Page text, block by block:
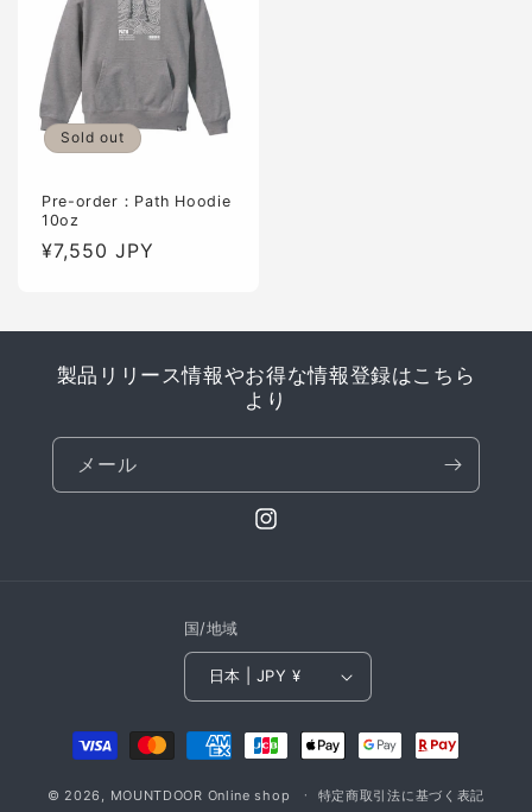
Sold out
Pre-order：Path Hoodie
10oz
通
格
¥7,550 JPY
製品リリース情報やお得な情報登録はこちら
より
メール
Instagram
国/地域
日本 | JPY ¥
決
済
方
© 2026, MOUNTDOOR Online shop 特定商取引法に基づく表記